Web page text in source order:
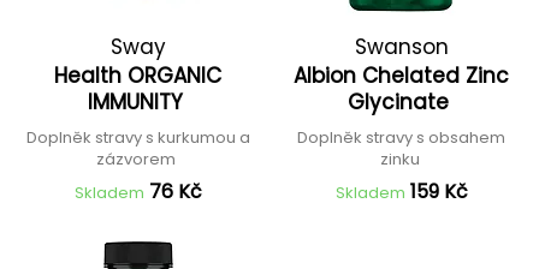
Sway
Health ORGANIC
IMMUNITY
Doplněk stravy s kurkumou a
zázvorem
Skladem 76 Kč
Swanson
Albion Chelated Zinc
Glycinate
Doplněk stravy s obsahem
zinku
Skladem 159 Kč